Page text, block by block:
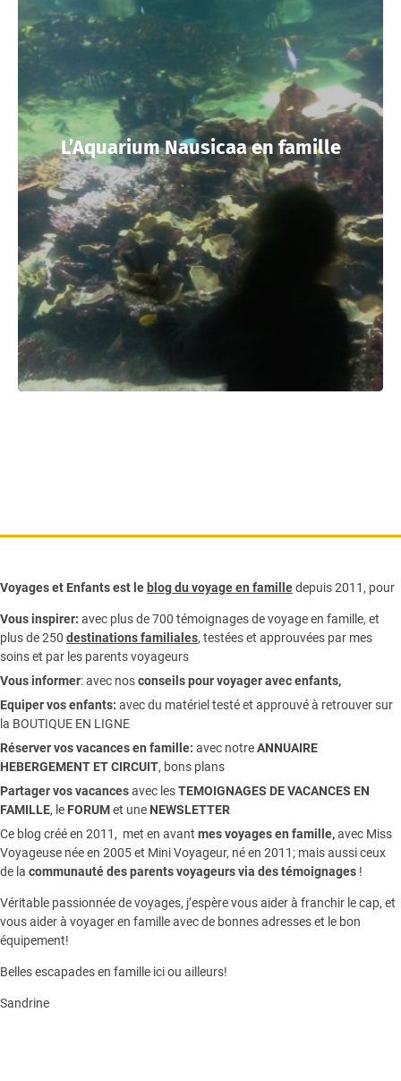
L’Aquarium Nausicaa en famille
Voyages et Enfants est le blog du voyage en familledepuis 2011, pour
Vous inspirer: avec plus de 700 témoignages devoyage en famille, et
plus de 250 destinations familiales, testées et approuvées par mes
soins et par les parents voyageurs
Vous informer:avec nosconseils pour voyager avec enfants,
Equiper vos enfants: avec du matériel testé et approuvé à retrouver sur
la BOUTIQUE EN LIGNE
Réserver vos vacances en famille: avec notreANNUAIRE
HEBERGEMENT ET CIRCUIT, bons plans
Partager vos vacancesavec lesTEMOIGNAGES DE VACANCES EN
FAMILLE, le FORUMet une NEWSLETTER
Ce blog créé en 2011, met en avant mes voyages en famille,avec Miss
Voyageuse née en 2005 et Mini Voyageur, né en 2011; mais aussi ceux
de la communauté des parents voyageurs via des témoignages !
Véritable passionnée de voyages, j’espère vous aider à franchir le cap, et
vous aider à voyager en famille avec de bonnes adresses et le bon
équipement!
Belles escapades en famille ici ou ailleurs!
Sandrine